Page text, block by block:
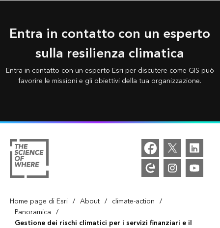
Entra in contatto con un esperto
sulla resilienza climatica
Entra in contatto con un esperto Esri per discutere come GIS può
favorire le missioni e gli obiettivi della tua organizzazione.
Home page di Esri / About / climate-action /
Panoramica /
Gestione dei rischi climatici per i servizi finanziari e il